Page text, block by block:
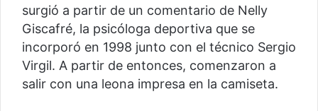
surgió a partir de un comentario de Nelly
Giscafré, la psicóloga deportiva que se
incorporó en 1998 junto con el técnico Sergio
Virgil. A partir de entonces, comenzaron a
salir con una leona impresa en la camiseta.